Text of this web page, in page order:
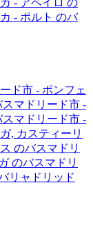
- アベイロ の
- ポルト のバ
ド市 - ポンフェ
マドリード市 -
マドリード市 -
, カスティーリ
のバスマドリ
のバスマドリ
リャドリッド